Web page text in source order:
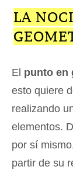
LA
El punto en
esto quiere
realizando
elementos.
por sí
partir de su